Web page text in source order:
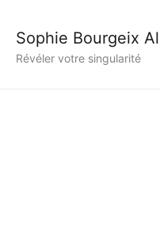
Sophie Bourgeix
Révéler votre singularité
© 2026 -